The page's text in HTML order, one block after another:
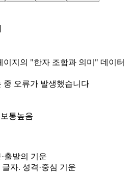
이지의 "한자 조합과 의미" 데이터
중 오류가 발생했습니다
보통높음
출발의 기운
자. 성격·중심 기운